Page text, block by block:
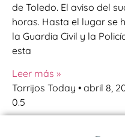
de Toledo. El aviso del
horas. Hasta el lugar se
la Guardia Civil y la
esta
Leer más »
Torrijos Today
abril 8,